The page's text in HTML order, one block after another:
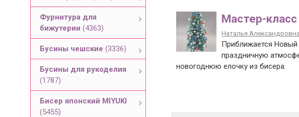
Фурнитура для
бижутерии (4363)
Бусины чешские (3336)
Бусины для рукоделия
(1787)
Бисер японский MIYUKI
(5455)
Мастер-
Наталья
Приближается Новый
праздничную
новогоднюю елочку из бисера.